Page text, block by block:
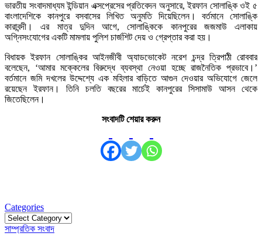
ভারতীয় সংবাদমাধ্যম ইন্ডিয়ান এক্সপ্রেসের প্রতিবেদন অনুসারে, ইরফান সোলাঙ্কি ওই ৫
বাংলাদেশিকে কানপুরে বসবাসের লিখিত অনুমতি দিয়েছিলেন। বর্তমানে সোলাঙ্কি
কারাবন্দী। এর মাত্র দুদিন আগে, সোলাঙ্কিকে কানপুরের জজমাউ এলাকায়
অগ্নিসংযোগের একটি মামলায় পুলিশ চার্জশিট দেয় ও গ্রেপ্তার করা হয়।
বিধায়ক ইরফান সোলাঙ্কির আইনজীবী অ্যাডভোকেট নরেশ চন্দ্র ত্রিপাঠী রোববার
বলেছেন, ‘আমার মক্কেলের বিরুদ্ধে ব্যবস্থা নেওয়া হচ্ছে রাজনৈতিক প্রভাবে।’
বর্তমানে জমি দখলের উদ্দেশ্যে এক মহিলার বাড়িতে আগুন দেওয়ার অভিযোগে জেলে
রয়েছেন ইরফান। তিনি চলতি বছরের মার্চেই কানপুরের সিসামাউ আসন থেকে
জিতেছিলেন।
সংবাদটি শেয়ার করুন
Categories
Categories
সাম্প্রতিক সংবাদ